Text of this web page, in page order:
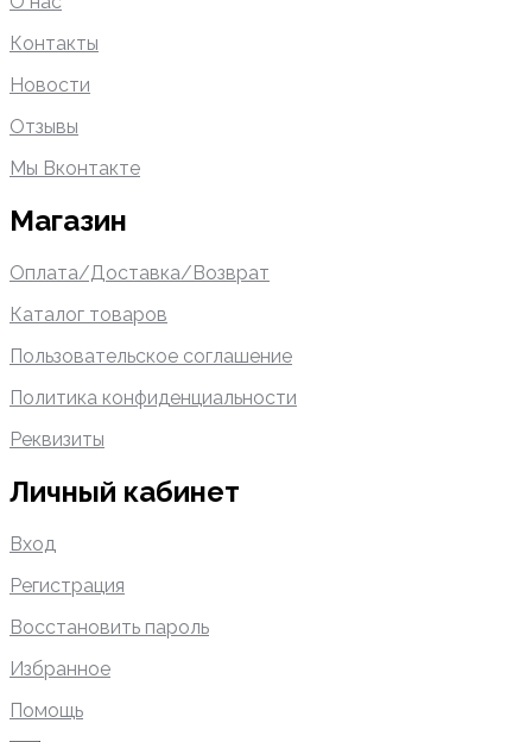
Контакты
Новости
Отзывы
Мы Вконтакте
Магазин
Оплата/Доставка/Возврат
Каталог товаров
Пользовательское соглашение
Политика конфиденциальности
Реквизиты
Личный кабинет
Вход
Регистрация
Восстановить пароль
Избранное
Помощь